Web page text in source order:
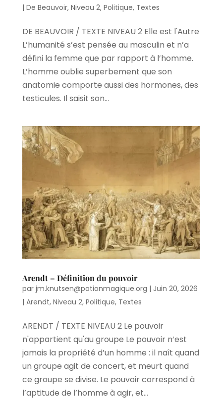
| De Beauvoir, Niveau 2, Politique, Textes
DE BEAUVOIR / TEXTE NIVEAU 2 Elle est l'Autre
L’humanité s’est pensée au masculin et n’a
défini la femme que par rapport à l’homme.
L’homme oublie superbement que son
anatomie comporte aussi des hormones, des
testicules. Il saisit son...
Arendt – Définition du pouvoir
par jm.knutsen@potionmagique.org | Juin 20, 2026
| Arendt, Niveau 2, Politique, Textes
ARENDT / TEXTE NIVEAU 2 Le pouvoir
n'appartient qu'au groupe Le pouvoir n’est
jamais la propriété d’un homme : il naît quand
un groupe agit de concert, et meurt quand
ce groupe se divise. Le pouvoir correspond à
l’aptitude de l’homme à agir, et...